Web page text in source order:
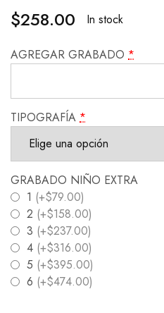
$258.00 In stock
AGREGAR GRABADO *
TIPOGRAFÍA *
GRABADO NIÑO EXTRA
1 (+$79.00)
2 (+$158.00)
3 (+$237.00)
4 (+$316.00)
5 (+$395.00)
6 (+$474.00)